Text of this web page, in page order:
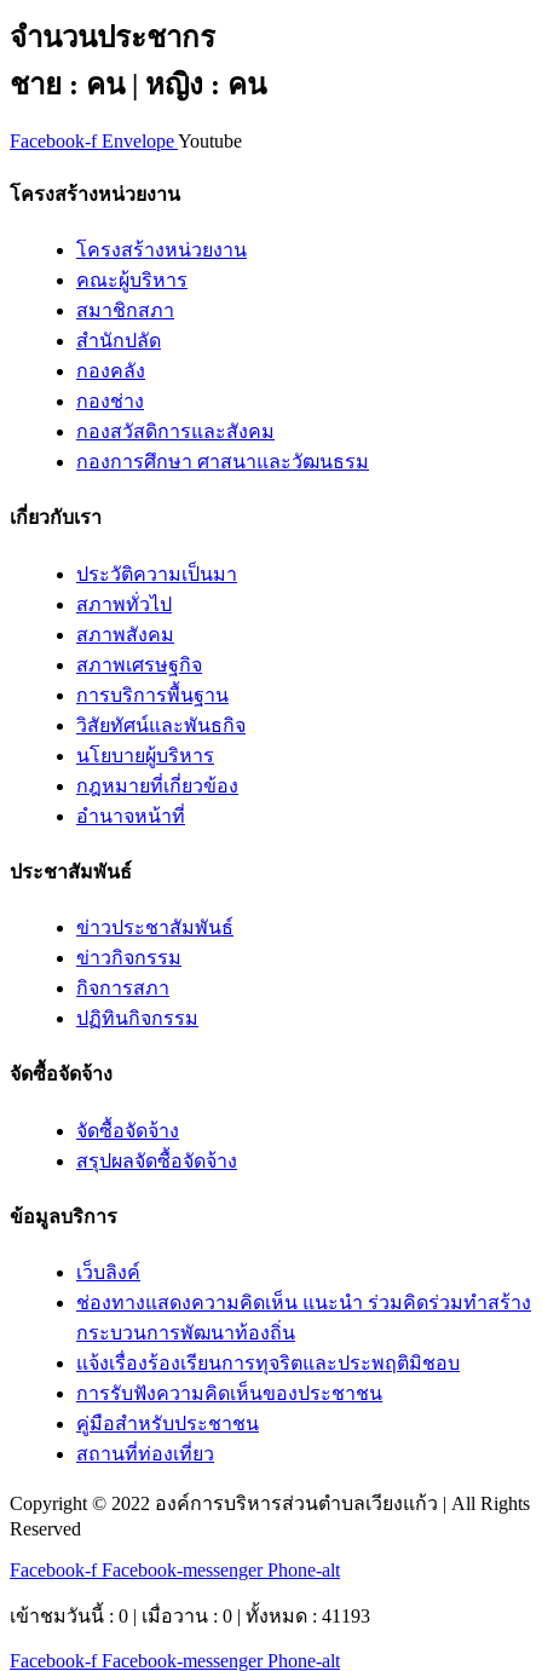
จำนวนประชากร
ชาย : คน | หญิง : คน
Facebook-f EnvelopeYoutube
โครงสร้างหน่วยงาน
โครงสร้างหน่วยงาน
คณะผู้บริหาร
สมาชิกสภา
สำนักปลัด
กองคลัง
กองช่าง
กองสวัสดิการและสังคม
กองการศึกษา ศาสนาและวัฒนธรม
เกี่ยวกับเรา
ประวัติความเป็นมา
สภาพทั่วไป
สภาพสังคม
สภาพเศรษฐกิจ
การบริการพื้นฐาน
วิสัยทัศน์และพันธกิจ
นโยบายผู้บริหาร
กฎหมายที่เกี่ยวข้อง
อํานาจหน้าที่
ประชาสัมพันธ์
ข่าวประชาสัมพันธ์
ข่าวกิจกรรม
กิจการสภา
ปฏิทินกิจกรรม
จัดซื้อจัดจ้าง
จัดซื้อจัดจ้าง
สรุปผลจัดซื้อจัดจ้าง
ข้อมูลบริการ
เว็บลิงค์
ช่องทางแสดงความคิดเห็น แนะนำ ร่วมคิดร่วมทำสร้าง
กระบวนการพัฒนาท้องถิ่น
แจ้งเรื่องร้องเรียนการทุจริตและประพฤติมิชอบ
การรับฟังความคิดเห็นของประชาชน
คู่มือสำหรับประชาชน
สถานที่ท่องเที่ยว
Copyright © 2022 องค์การบริหารส่วนตำบลเวียงแก้ว | All Rights
Reserved
Facebook-f Facebook-messenger Phone-alt
เข้าชมวันนี้ : 0 | เมื่อวาน : 0 | ทั้งหมด : 41193
Facebook-f Facebook-messenger Phone-alt